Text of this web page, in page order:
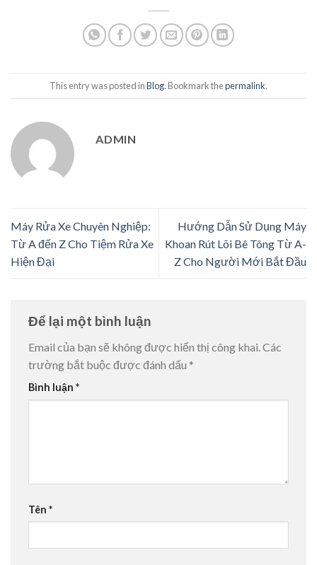
This entry was posted inBlog. Bookmark thepermalink.
ADMIN
Máy Rửa Xe Chuyên Nghiệp:
Từ A đến Z Cho Tiệm Rửa Xe
Hiện Đại
Hướng Dẫn Sử Dụng Máy
Khoan Rút Lõi Bê Tông Từ A-
Z Cho Người Mới Bắt Đầu
Để lại một bình luận
Email của bạn sẽ không được hiển thị công khai.Các
trường bắt buộc được đánh dấu *
Bình luận *
Tên *